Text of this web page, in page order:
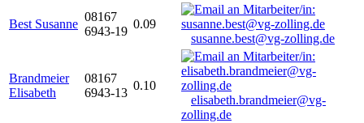
Best Susanne
08167
6943-19
0.09
susanne.best@vg-zolling.de
Brandmeier
Elisabeth
08167
6943-13
0.10
elisabeth.brandmeier@vg-
zolling.de